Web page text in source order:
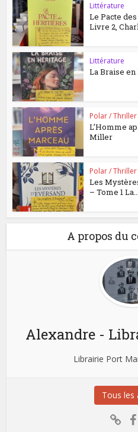
Littérature
Le Pacte
Livre 2,
Littérature
La Braise
Polar / Thriller
L’Homme
Miller
Polar / Thriller
Les
– Tome 1 La...
A propos du
Alexandre -
Librairie Port
Tous les